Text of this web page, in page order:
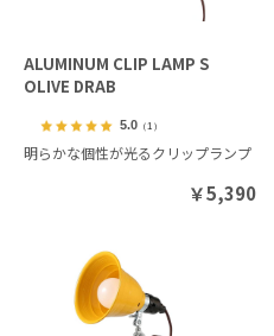
ALUMINUM CLIP LAMP S
OLIVE DRAB
5.0（1）
明らかな個性が光るクリップランプ
￥5,390